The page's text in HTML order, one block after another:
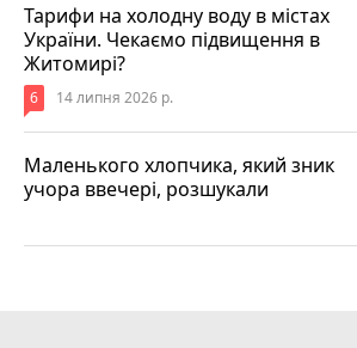
Тарифи на холодну воду в містах
України. Чекаємо підвищення в
Житомирі?
6 14 липня 2026 р.
Маленького хлопчика, який зник
учора ввечері, розшукали